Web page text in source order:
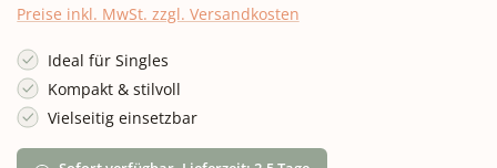
Preise inkl. MwSt. zzgl. Versandkosten
Ideal für Singles
Kompakt & stilvoll
Vielseitig einsetzbar